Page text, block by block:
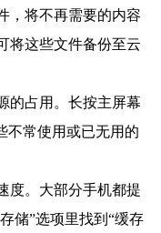
，将不再需要的内容
将这些文件备份至云
的占用。长按主屏幕
不常使用或已无用的
度。大部分手机都提
储”选项里找到“缓存